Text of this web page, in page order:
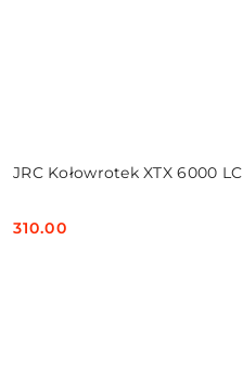
JRC Kołowrotek XTX 6000 LC
Cena:
310.00